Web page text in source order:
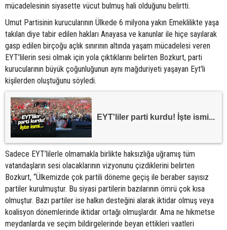
mücadelesinin siyasette vücut bulmuş hali olduğunu belirtti.
Umut Partisinin kurucularının Ülkede 6 milyona yakın Emeklilikte yaşa
takılan diye tabir edilen hakları Anayasa ve kanunlar ile hiçe sayılarak
gasp edilen birçoğu açlık sınırının altında yaşam mücadelesi veren
EYT’lilerin sesi olmak için yola çıktıklarını belirten Bozkurt, parti
kurucularının büyük çoğunluğunun aynı mağduriyeti yaşayan Eyt'li
kişilerden oluştuğunu söyledi.
EYT'liler parti kurdu! İşte ismi...
Sadece EYT’lilerle olmamakla birlikte haksızlığa uğramış tüm
vatandaşların sesi olacaklarının vizyonunu çizdiklerini belirten
Bozkurt, “Ülkemizde çok partili döneme geçiş ile beraber sayısız
partiler kurulmuştur. Bu siyasi partilerin bazılarının ömrü çok kısa
olmuştur. Bazı partiler ise halkın desteğini alarak iktidar olmuş veya
koalisyon dönemlerinde iktidar ortağı olmuşlardır. Ama ne hikmetse
meydanlarda ve seçim bildirgelerinde beyan ettikleri vaatleri